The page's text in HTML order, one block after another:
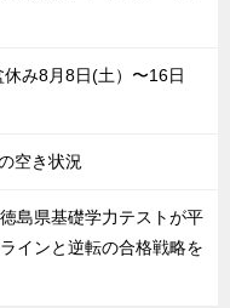
み8月8日(土）〜16日
空き状況
島県基礎学力テストが平
インと逆転の合格戦略を